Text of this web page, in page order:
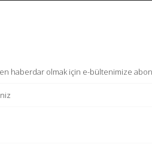
haberdar olmak için e-bültenimize